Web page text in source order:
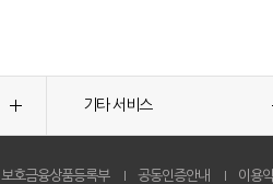
기타 서비스
보호금융상품등록부 공동인증안내 이용